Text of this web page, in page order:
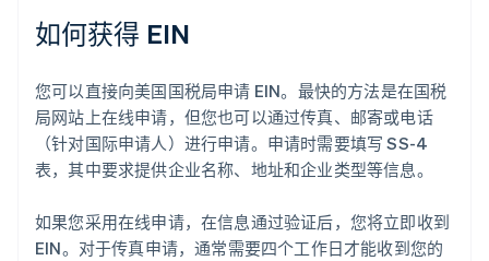
如何获得 EIN
您可以直接向美国国税局申请 EIN。最快的方法是在国税
局网站上在线申请，但您也可以通过传真、邮寄或电话
（针对国际申请人）进行申请。申请时需要填写 SS-4
表，其中要求提供企业名称、地址和企业类型等信息。
如果您采用在线申请，在信息通过验证后，您将立即收到
EIN。对于传真申请，通常需要四个工作日才能收到您的